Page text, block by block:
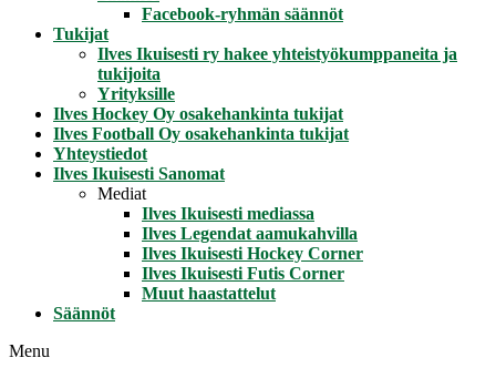
Facebook-ryhmän säännöt
Tukijat
Ilves Ikuisesti ry hakee yhteistyökumppaneita ja
tukijoita
Yrityksille
Ilves Hockey Oy osakehankinta tukijat
Ilves Football Oy osakehankinta tukijat
Yhteystiedot
Ilves Ikuisesti Sanomat
Mediat
Ilves Ikuisesti mediassa
Ilves Legendat aamukahvilla
Ilves Ikuisesti Hockey Corner
Ilves Ikuisesti Futis Corner
Muut haastattelut
Säännöt
Menu